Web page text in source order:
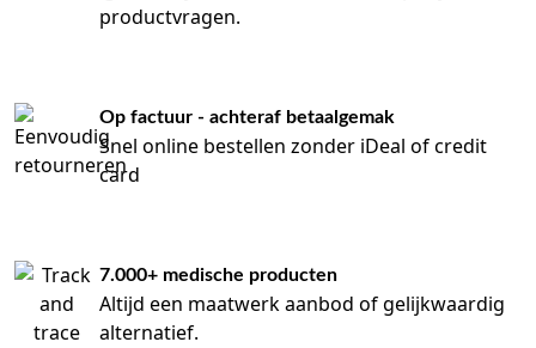
productvragen.
Op factuur - achteraf betaalgemak
Snel online bestellen zonder iDeal of credit
card
7.000+ medische producten
Altijd een maatwerk aanbod of gelijkwaardig
alternatief.